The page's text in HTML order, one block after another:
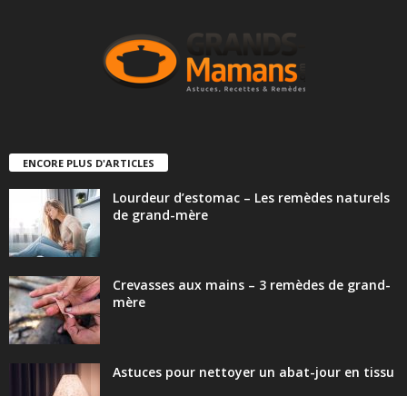
ENCORE PLUS D'ARTICLES
Lourdeur d’estomac – Les remèdes naturels
de grand-mère
Crevasses aux mains – 3 remèdes de grand-
mère
Astuces pour nettoyer un abat-jour en tissu